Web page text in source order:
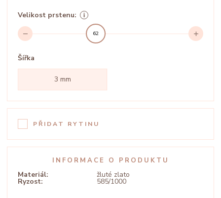
Velikost prstenu:
62
Šířka
3 mm
PŘIDAT RYTINU
INFORMACE O PRODUKTU
Materiál: žluté zlato
Ryzost: 585/1000